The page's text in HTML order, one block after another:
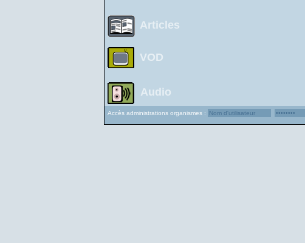
Articles
VOD
Audio
Accès administrations organismes :